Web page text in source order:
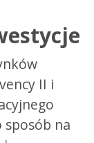
II i
sposób na